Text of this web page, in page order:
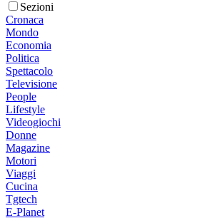
Sezioni
Cronaca
Mondo
Economia
Politica
Spettacolo
Televisione
People
Lifestyle
Videogiochi
Donne
Magazine
Motori
Viaggi
Cucina
Tgtech
E-Planet